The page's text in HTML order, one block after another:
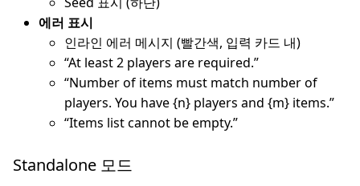
에러 표시
인라인 에러 메시지 (빨간색, 입력 카드 내)
“At least 2 players are required.”
“Number of items must match number of
players. You have {n} players and {m} items.”
“Items list cannot be empty.”
Standalone 모드